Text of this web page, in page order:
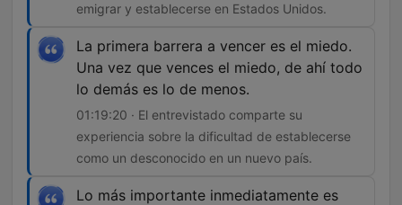
emigrar y establecerse en Estados Unidos.
La primera barrera a vencer es el miedo.
Una vez que vences el miedo, de ahí todo
lo demás es lo de menos.
01:19:20 · El entrevistado comparte su
experiencia sobre la dificultad de establecerse
como un desconocido en un nuevo país.
Lo más importante inmediatamente es